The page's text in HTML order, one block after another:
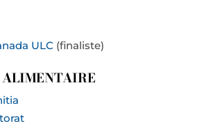
ULC (finaliste)